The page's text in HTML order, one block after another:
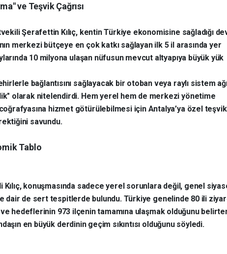
ve Teşvik Çağrısı
Şerafettin Kılıç, kentin Türkiye ekonomisine sağladığı
merkezi bütçeye en çok katkı sağlayan ilk 5 il arasında yer
10 milyona ulaşan nüfusun mevcut altyapıya büyük yük
bağlantısını sağlayacak bir otoban veya raylı sistem
olarak nitelendirdi. Hem yerel hem de merkezi yönetime
hizmet götürülebilmesi için Antalya’ya özel
savundu.
Tablo
Kılıç, konuşmasında sadece yerel sorunlara değil, genel
dair de sert tespitlerde bulundu. Türkiye genelinde 80 ili
hedeflerinin 973 ilçenin tamamına ulaşmak olduğunu
en büyük derdinin geçim sıkıntısı olduğunu söyledi.